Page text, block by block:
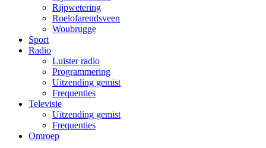
Rijpwetering
Roelofarendsveen
Woubrugge
Sport
Radio
Luister radio
Programmering
Uitzending gemist
Frequenties
Televisie
Uitzending gemist
Frequenties
Omroep